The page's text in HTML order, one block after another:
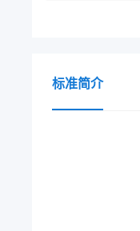
标准简介